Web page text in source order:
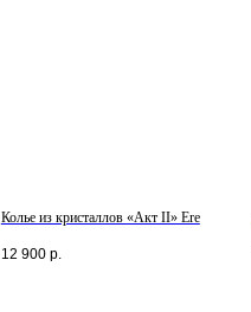
Колье из кристаллов «Акт II» Ere
12 900 р.